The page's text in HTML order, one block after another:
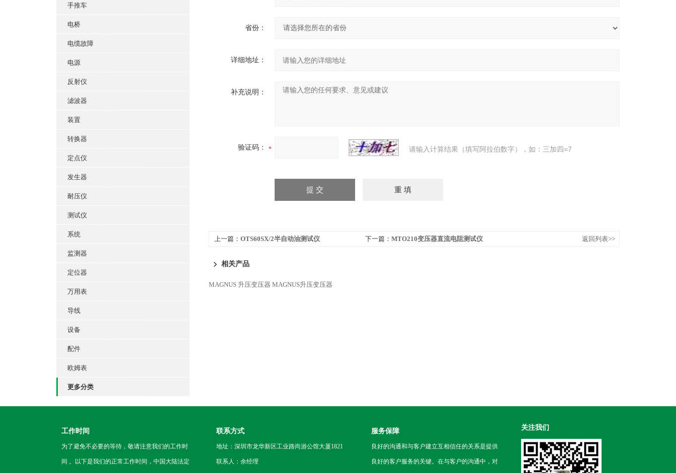
手推车
电桥
电缆故障
电源
反射仪
滤波器
装置
转换器
定点仪
发生器
耐压仪
测试仪
系统
监测器
定位器
万用表
导线
设备
配件
欧姆表
更多分类
省份：
详细地址：
补充说明：
验证码： 请输入计算结果（填写阿拉伯数字），如：三加四=7
上一篇： OTS60SX/2半自动油测试仪 下一篇： MTO210变压器直流电阻测试仪 返回列表>>
相关产品
MAGNUS 升压变压器 MAGNUS升压变压器
工作时间
为了避免不必要的等待，敬请注意我们的工作时
间 。以下是我们的正常工作时间，中国大陆法定
联系方式
地址：深圳市龙华新区工业路尚游公馆大厦1821
联系人：余经理
服务保障
良好的沟通和与客户建立互相信任的关系是提供
良好的客户服务的关键。在与客户的沟通中，对
关注我们